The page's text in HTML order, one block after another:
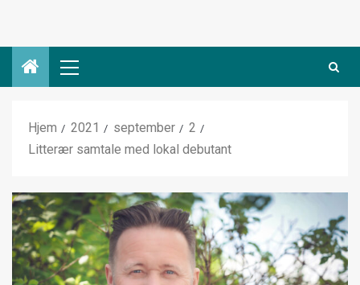
Hjem 2021 september
2
Litterær samtale med lokal debutant